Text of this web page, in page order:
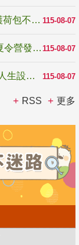
115-08-07
反詐騙宣導_防詐有道，霹靂布袋戲陪你守護荷包不受騙
115-08-07
跨越限制，探索潛能！115年多元潛能發展夏令營發掘生命無限可能
115-08-07
高齡不是終點而是夢想起點！教育部打造「人生設計夢工場」 參展第3屆高齡健康產業博覽會
RSS 更多